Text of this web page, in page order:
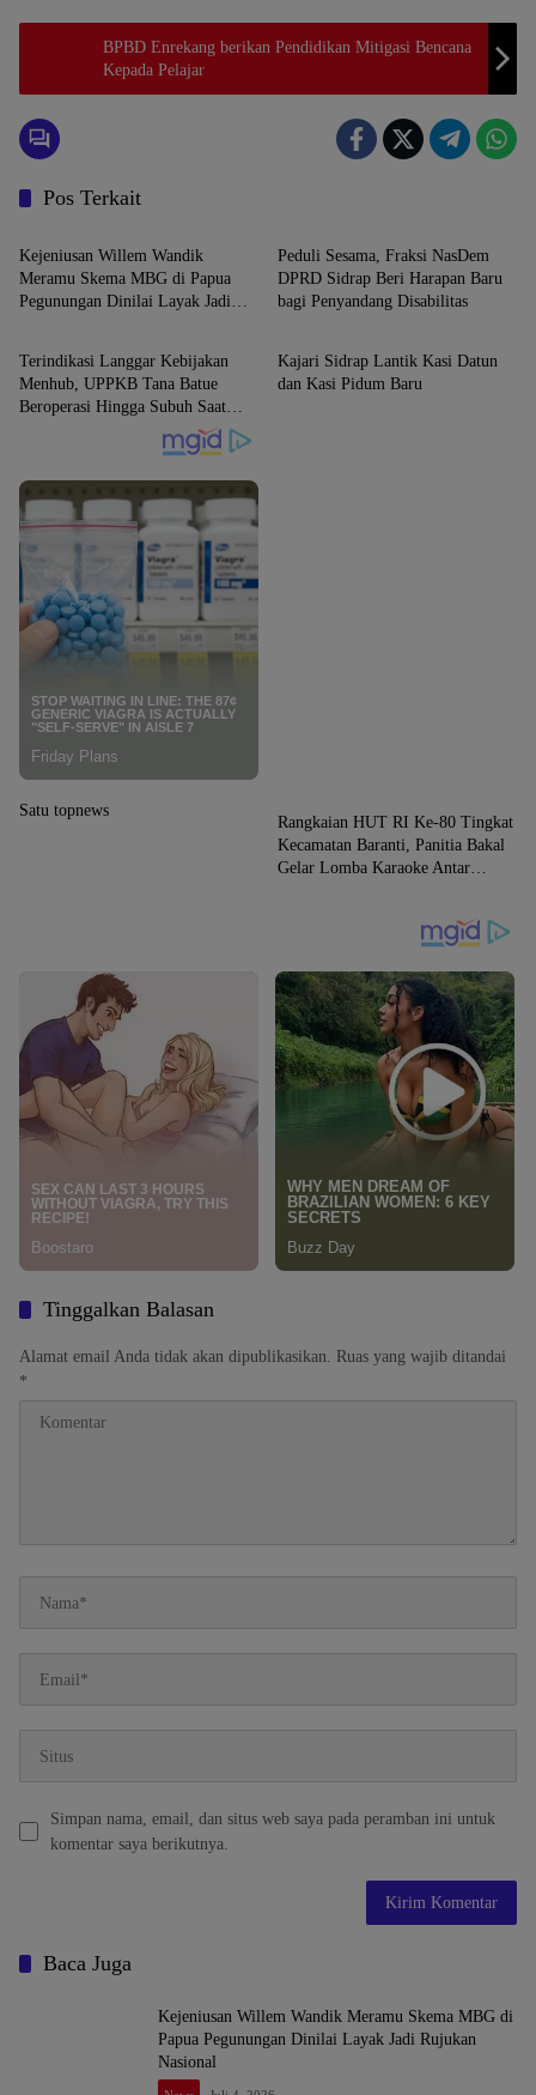
BPBD Enrekang berikan Pendidikan Mitigasi Bencana
Kepada Pelajar
Pos Terkait
News
Kejeniusan Willem Wandik
Meramu Skema MBG di Papua
Pegunungan Dinilai Layak Jadi
Peduli Sesama, Fraksi NasDem
DPRD Sidrap Beri Harapan Baru
bagi Penyandang Disabilitas
News
Terindikasi Langgar Kebijakan
Menhub, UPPKB Tana Batue
Beroperasi Hingga Subuh Saat
Posko Angkutan Lebaran
News
Kajari Sidrap Lantik Kasi Datun
dan Kasi Pidum Baru
Satu topnews
Rangkaian HUT RI Ke-80 Tingkat
Kecamatan Baranti, Panitia Bakal
Gelar Lomba Karaoke Antar
Tinggalkan Balasan
Alamat email Anda tidak akan dipublikasikan. Ruas yang wajib ditandai
*
Simpan nama, email, dan situs web saya pada peramban ini untuk
komentar saya berikutnya.
Baca Juga
Kejeniusan Willem Wandik Meramu Skema MBG di
Papua Pegunungan Dinilai Layak Jadi Rujukan
Nasional